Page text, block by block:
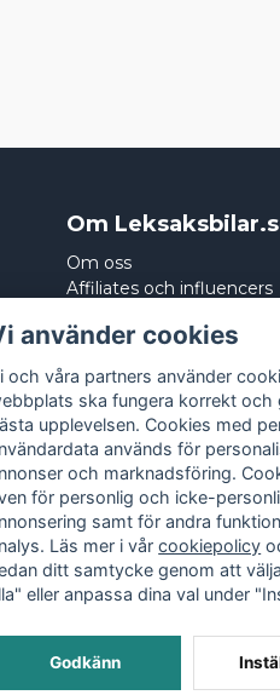
Om
Om oss
Affiliates och influencers
Integritetspolicy
använder cookies
och våra partners använder
ska fungera korrekt och
upplevelsen. Cookies med
används för
och marknadsföring.
för personlig och icke-
samt för andra
Läs mer i vårcookiepolicy
ditt samtycke genom att
eller anpassa dina val under
Godkänn